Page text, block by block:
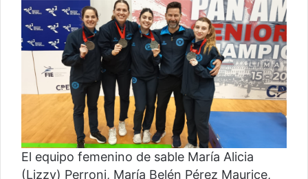
El equipo femenino de sable María Alicia
(Lizzy) Perroni, María Belén Pérez Maurice,